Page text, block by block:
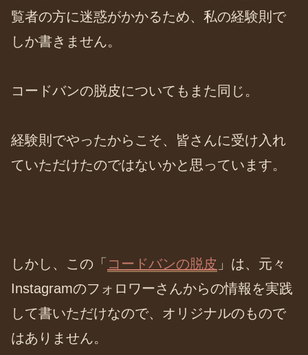
覧者の方に迷惑がかかるため、私の経験則で
しか書きません。
コードバンの脱皮についてもまた同じ。
経験則でやったからこそ、皆さんに受け入れ
ていただけたのではないかと思っています。
しかし、この「 コードバンの脱皮 」は、元々
Instagramのフォロワーさんからの情報を実践
して書いただけなので、オリジナルのもので
はありません。